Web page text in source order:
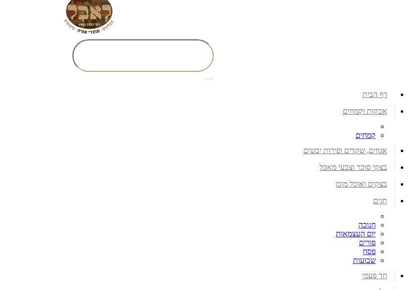
דף הבית
אבקות וקמחים
קמחים
אגוזים, שקדים ופירות יבשים
בצקי סוכר וצבעי מאכל
בצקים ואוכל מוכן
חגים
חנוכה
יום העצמאות
פורים
פסח
שבועות
חד פעמי